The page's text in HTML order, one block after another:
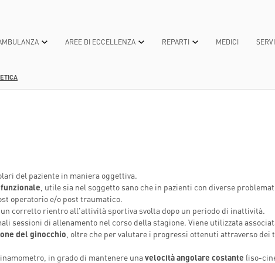
LE AZIENDE
DONA ORA
AREE DI ECCELLENZA
TECNOLOGIE PER LA CURA
DICONO DI
REPARTI
ANALISI
MEDICINA GENERALE E
ONCOLOGIA
ORTOPEDIA E
OSTETRICIA E
MEDICI
FAMILIARI CIDAF
INTERNI
PATOLOGIE MEDICHE
INFERMIERISTICI
POLIAMBULANZA PET FRIENDLY
IGIENE - NORME E BUONE PRATICHE
SERVIZIO DI DISTRIBUZIONE DIRETTA
DEL FARMACO PER PAZIENTI
UNIVERSITÀ
CHI SIAMO
COSA FACCIAMO
DONAZIONI
del paziente in maniera oggettiva.
, utile sia nel soggetto sano che in pazienti con diverse
operatorio e/o post traumatico.
corretto rientro all'attività sportiva svolta dopo un periodo di inattività.
sessioni di allenamento nel corso della stagione. Viene utilizzata
del ginocchio , oltre che per valutare i progressi ottenuti attraverso dei
in grado di mantenere unavelocità angolare costante (iso-